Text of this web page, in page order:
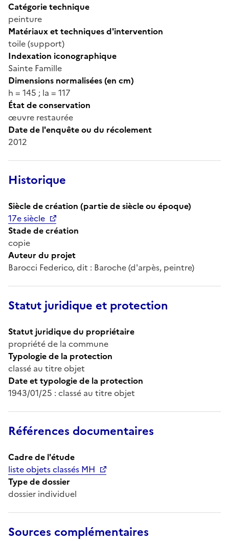
Catégorie technique
peinture
Matériaux et techniques d'intervention
toile (support)
Indexation iconographique
Sainte Famille
Dimensions normalisées (en cm)
h = 145 ; la = 117
État de conservation
œuvre restaurée
Date de l'enquête ou du récolement
2012
Historique
Siècle de création (partie de siècle ou époque)
17e siècle
Stade de création
copie
Auteur du projet
Barocci Federico, dit : Baroche (d'arpès, peintre)
Statut juridique et protection
Statut juridique du propriétaire
propriété de la commune
Typologie de la protection
classé au titre objet
Date et typologie de la protection
1943/01/25 : classé au titre objet
Références documentaires
Cadre de l'étude
liste objets classés MH
Type de dossier
dossier individuel
Sources complémentaires